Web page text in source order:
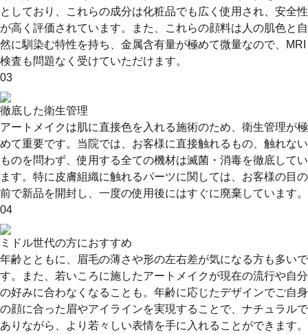
としており、これらの成分は化粧品でも広く使用され、安全性
が高く評価されています。また、これらの顔料は人の肌色と自
然に馴染む特性を持ち、金属含有量が極めて微量なので、MRI
検査も問題なく受けていただけます。
03
徹底した衛生管理
アートメイクは肌に直接色を入れる施術のため、衛生管理が極
めて重要です。当院では、お客様に直接触れるもの、触れない
ものを問わず、使用する全ての機材は滅菌・消毒を徹底してい
ます。特に皮膚組織に触れるパーツに関しては、お客様の目の
前で新品を開封し、一度の使用後にはすぐに廃棄しています。
04
ミドル世代の方におすすめ
年齢とともに、眉毛の薄さや形の左右差が気になる方も多いで
す。また、若いころに施したアートメイクが現在の流行や自分
の好みに合わなくなることも。年齢に応じたデザインでご自身
の顔に合った眉やアイラインを実現することで、ナチュラルで
ありながら、より若々しい表情を手に入れることができます。